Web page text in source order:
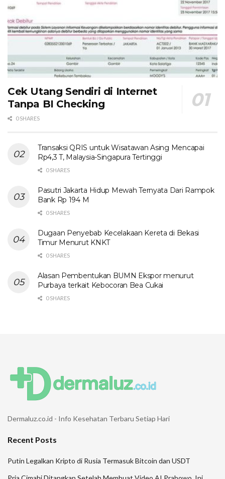
Cek Utang Sendiri di Internet
Tanpa BI Checking
0 SHARES
Transaksi QRIS untuk Wisatawan Asing Mencapai
Rp4,3 T, Malaysia-Singapura Tertinggi
0 SHARES
Pasutri Jakarta Hidup Mewah Ternyata Dari Rampok
Bank Rp 194 M
0 SHARES
Dugaan Penyebab Kecelakaan Kereta di Bekasi
Timur Menurut KNKT
0 SHARES
Alasan Pembentukan BUMN Ekspor menurut
Purbaya terkait Kebocoran Bea Cukai
0 SHARES
Dermaluz.co.id - Info Kesehatan Terbaru Setiap Hari
Recent Posts
Putin Legalkan Kripto di Rusia Termasuk Bitcoin dan USDT